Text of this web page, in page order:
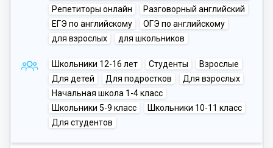
Репетиторы онлайн
Разговорный английский
ЕГЭ по английскому
ОГЭ по английскому
для взрослых
для школьников
Школьники 12-16 лет Студенты
Взрослые
Для детей
Для подростков
Для взрослых
Начальная школа 1-4 класс
Школьники 5-9 класс
Школьники 10-11 класс
Для студентов